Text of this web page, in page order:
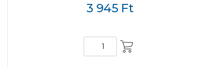
3 945 Ft